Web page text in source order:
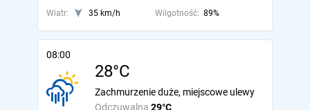
Wiatr: 35 km/h Wilgotność: 89%
08:00
28°C
Odczuwalna 29°C
Zachmurzenie duże, miejscowe ulewy